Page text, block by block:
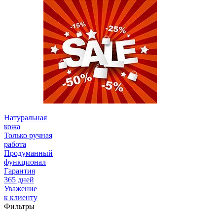
Натуральная
кожа
Только ручная
работа
Продуманный
функционал
Гарантия
365 дней
Уважение
к клиенту
Фильтры